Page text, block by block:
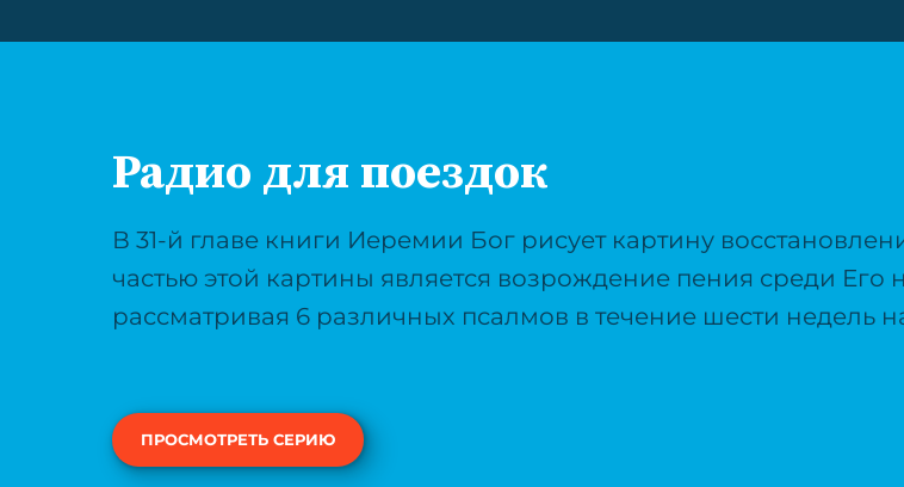
Радио для поездок
В 31-й главе книги Иеремии Бог рисует картину
частью этой картины является возрождение пения среди Его
рассматривая 6 различных псалмов в течение шести недель
ПРОСМОТРЕТЬ СЕРИЮ